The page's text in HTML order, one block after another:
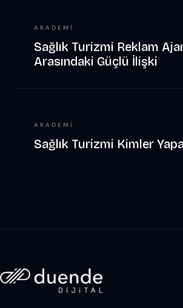
AKADEMI
Sağlık Turizmi Reklam
Arasındaki Güçlü İlişki
AKADEMI
Sağlık Turizmi Kimler